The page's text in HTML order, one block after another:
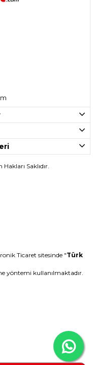
Saklıdır.
sitesinde "Türk
yöntemi kullanılmaktadır.